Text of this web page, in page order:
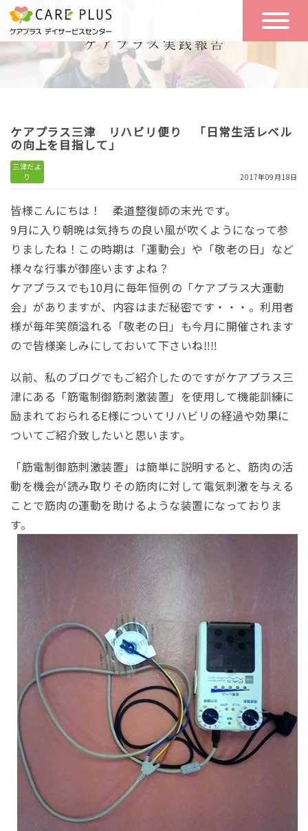
こんな方に
おすすめ
一日の流れ
一日体験
空き状況
リクルート
お問い合わせ
ケアプラス三津 リハビリ便り 「日常生活レベル
の向上を目指して」
三津だよ
り
2017年09月18日
皆様こんにちは！ 柔道整復師の末光です。
9月に入り朝晩は気持ちの良い風が吹くようになって参
りましたね！この時期は「運動会」や「敬老の日」など
様々な行事が御座いますよね？
ケアプラスでも10月に毎年恒例の「ケアプラス大運動
会」がありますが、内容はまだ秘密です・・・。利用者
様が毎年笑顔溢れる「敬老の日」も今月に開催されます
ので皆様楽しみにしておいて下さいね‼‼
以前、私のブログでもご紹介したのですがケアプラス三
津にある「筋電制御筋刺激装置」を使用して機能訓練に
励まれておられるE様についてリハビリの経過や効果に
ついてご紹介致したいと思います。
「筋電制御筋刺激装置」は簡単に説明すると、筋肉の活
動を機会が読み取りその筋肉に対して電気刺激を与える
ことで筋肉の運動を助けるような装置になっておりま
す。